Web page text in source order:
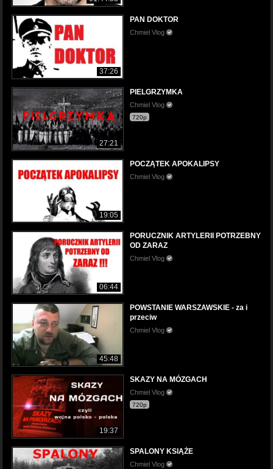
37:26
PAN DOKTOR
Chmiel Vlog
27:21
PIELGRZYMKA
Chmiel Vlog
720p
19:05
POCZĄTEK APOKALIPSY
Chmiel Vlog
06:44
PORUCZNIK ARTYLERII POTRZEBNY
OD ZARAZ
Chmiel Vlog
45:48
POWSTANIE WARSZAWSKIE - za i
przeciw
Chmiel Vlog
19:37
SKAZY NA MÓZGACH
Chmiel Vlog
720p
SPALONY KSIĄŻE
Chmiel Vlog